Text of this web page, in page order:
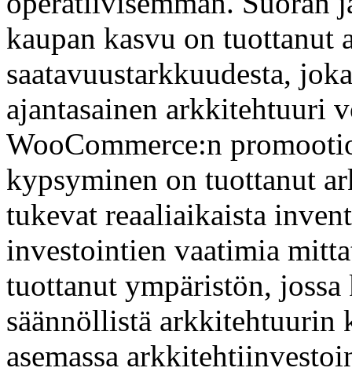
kaupan kasvu on tuottanut
saatavuustarkkuudesta,
ajantasainen arkkitehtuuri
WooCommerce:n
kypsyminen on tuottanut
tukevat reaaliaikaista
investointien vaatimia
tuottanut ympäristön,
säännöllistä arkkitehtuurin
asemassa